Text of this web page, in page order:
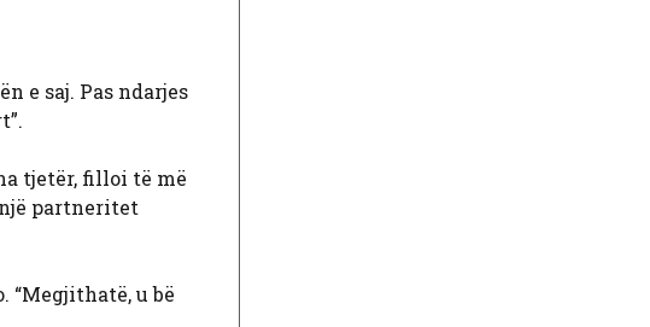
e saj. Pas ndarjes
tjetër, filloi të më
partneritet
“Megjithatë, u bë